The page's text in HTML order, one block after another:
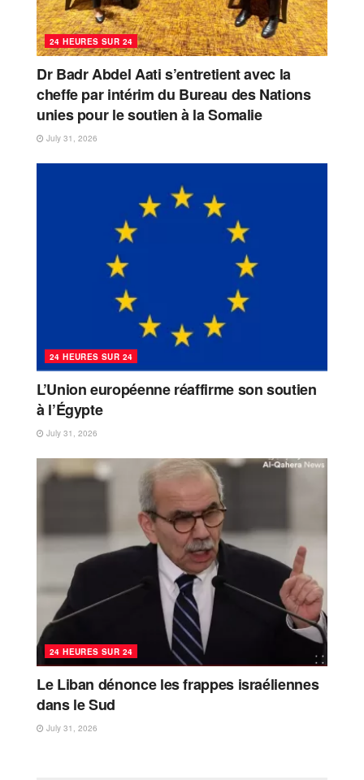
24 HEURES SUR 24
Dr Badr Abdel Aati s’entretient avec la
cheffe par intérim du Bureau des Nations
unies pour le soutien à la Somalie
July 31, 2026
24 HEURES SUR 24
L’Union européenne réaffirme son soutien
à l’Égypte
July 31, 2026
24 HEURES SUR 24
Le Liban dénonce les frappes israéliennes
dans le Sud
July 31, 2026